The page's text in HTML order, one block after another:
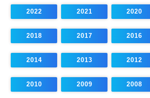
2022 2021 2020
2018 2017 2016
2014 2013 2012
2010 2009 2008